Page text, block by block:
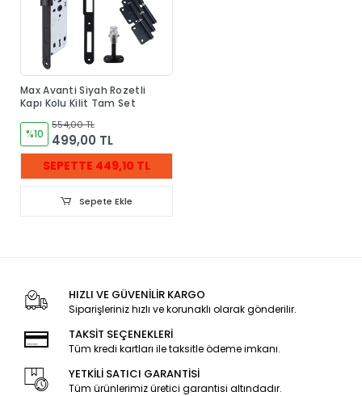
Max Avanti Siyah Rozetli
Kapı Kolu Kilit Tam Set
%10
554,00 TL
499,00 TL
SEPETTE 449,10 TL
Sepete Ekle
HIZLI VE GÜVENİLİR KARGO
Siparişleriniz hızlı ve korunaklı olarak gönderilir.
TAKSİT SEÇENEKLERİ
Tüm kredi kartları ile taksitle ödeme imkanı.
YETKİLİ SATICI GARANTİSİ
Tüm ürünlerimiz üretici garantisi altındadır.